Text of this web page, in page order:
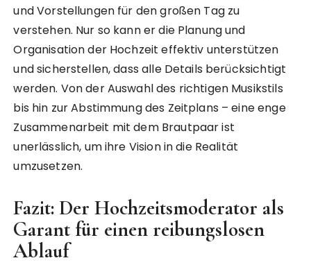
und Vorstellungen für den großen Tag zu
verstehen. Nur so kann er die Planung und
Organisation der Hochzeit effektiv unterstützen
und sicherstellen, dass alle Details berücksichtigt
werden. Von der Auswahl des richtigen Musikstils
bis hin zur Abstimmung des Zeitplans – eine enge
Zusammenarbeit mit dem Brautpaar ist
unerlässlich, um ihre Vision in die Realität
umzusetzen.
Fazit: Der Hochzeitsmoderator als
Garant für einen reibungslosen
Ablauf